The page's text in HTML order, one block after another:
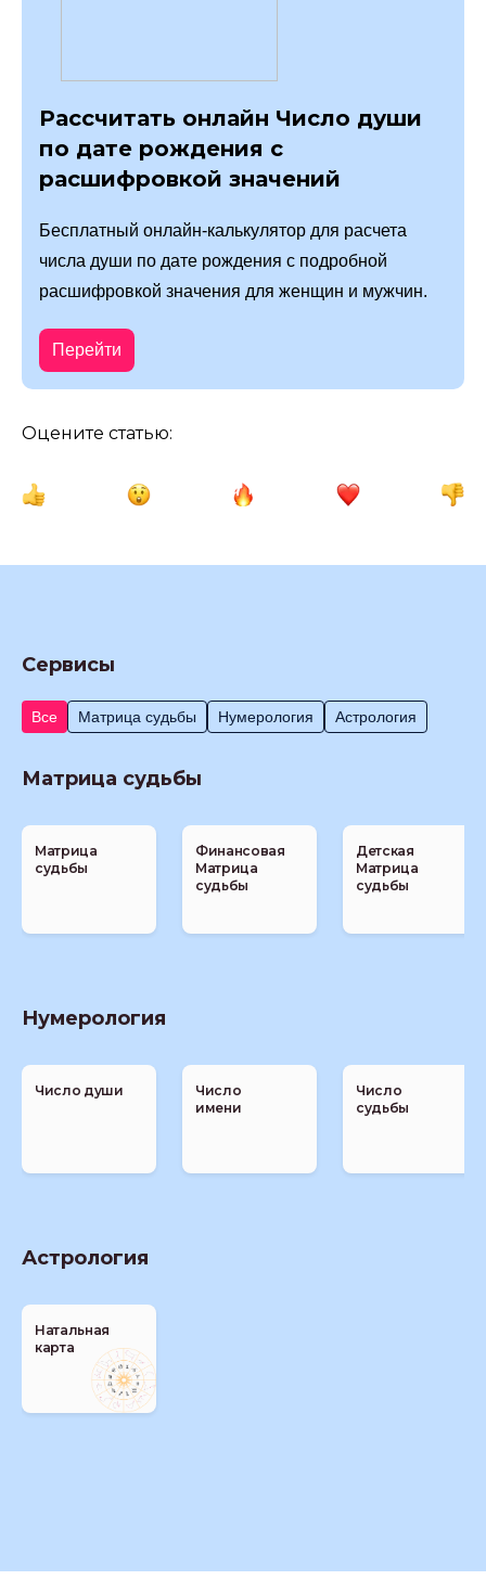
Рассчитать онлайн Число души
по дате рождения с
расшифровкой значений
Бесплатный онлайн-калькулятор для расчета
числа души по дате рождения с подробной
расшифровкой значения для женщин и мужчин.
Перейти
Оцените статью:
Сервисы
Все Матрица судьбы Нумерология Астрология
Матрица судьбы
Матрица
судьбы
Финансовая
Матрица
судьбы
Детская
Матрица
судьбы
Нумерология
Число души
Число
имени
Число
судьбы
Астрология
Натальная
карта